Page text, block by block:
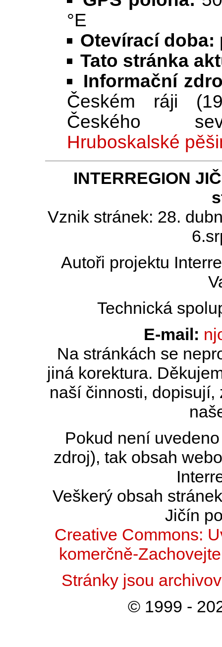
°E
Otevírací doba:
Tato stránka
Informační
Českém ráji
Českého
Hruboskalské
INTERREGION
Vznik stránek: 28.
Autoři projektu
Technická
E-mail:
Na stránkách se
jiná korektura.
naší činnosti,
Pokud není
zdroj), tak obsah
Veškerý obsah
Jičín
Creative Commons:
komerčně-
Stránky jsou
© 1999 -